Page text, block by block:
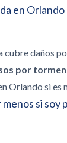
en
cubre daños
por
Orlando si es
menos si